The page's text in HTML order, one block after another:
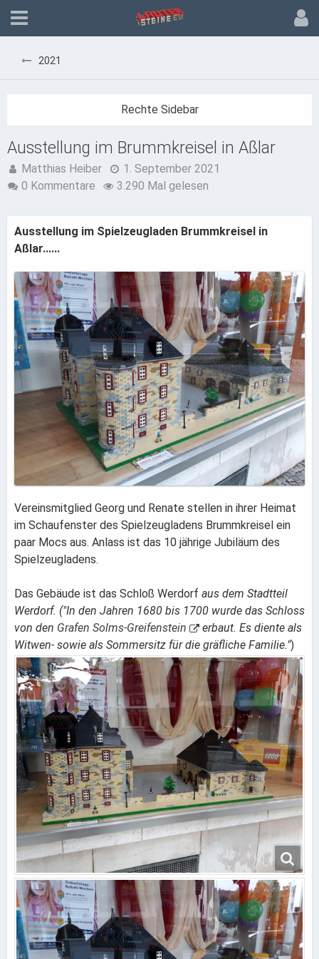
2021
Ausstellung im Brummkreisel in Aßlar
Matthias Heiber
1. September 2021
0 Kommentare
3.290 Mal gelesen
Ausstellung im Spielzeugladen Brummkreisel in
Aßlar......
Vereinsmitglied Georg und Renate stellen in ihrer Heimat
im Schaufenster des Spielzeugladens Brummkreisel ein
paar Mocs aus. Anlass ist das 10 jährige Jubiläum des
Spielzeugladens.
Das Gebäude ist das Schloß Werdorf aus dem Stadtteil
Werdorf. ("In den Jahren 1680 bis 1700 wurde das Schloss
von den Grafen Solms-Greifenstein
erbaut. Es diente als
Witwen- sowie als Sommersitz für die gräfliche Familie.")